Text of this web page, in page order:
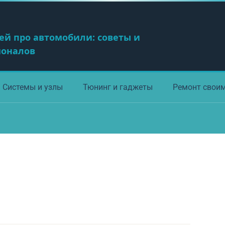
про автомобили: советы и
Системы и узлы Тюнинг и гаджеты Ремонт